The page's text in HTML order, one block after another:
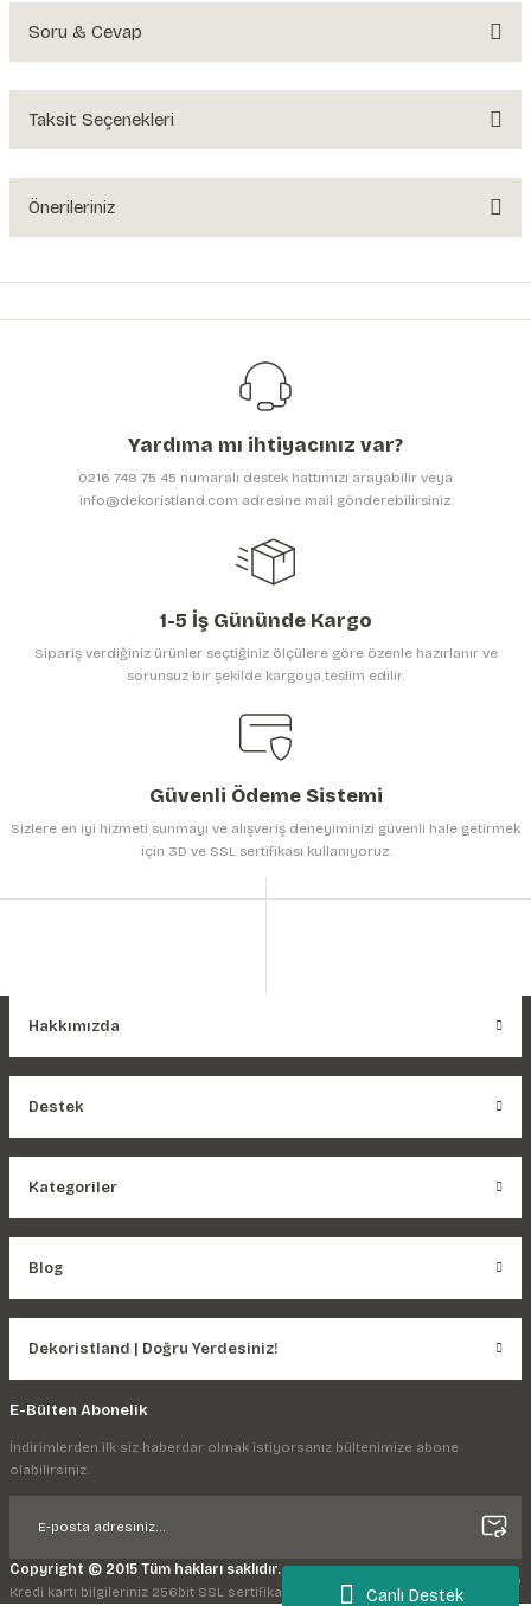
Canlı Destek
Soru & Cevap
Ürün hakkında henüz soru sorulmamış.
Taksit Seçenekleri
Önerileriniz
yetersiz gördüğünüz noktaları öneri formunu kullanarak tarafımıza
Görüş ve önerileriniz için teşekkür ederiz.
Ürün resmi kalitesiz, bozuk veya görüntülenemiyor.
Ürün bilgilerinde hatalar bulunuyor.
Gönder
Yardıma mı ihtiyacınız var?
0216 748 75 45 numaralı destek hattımızı arayabilir veya
info@dekoristland.com adresine mail gönderebilirsiniz.
1-5 İş Gününde Kargo
Sipariş verdiğiniz ürünler seçtiğiniz ölçülere göre özenle hazırlanır ve
sorunsuz bir şekilde kargoya teslim edilir.
Güvenli Ödeme Sistemi
Sizlere en iyi hizmeti sunmayı ve alışveriş deneyiminizi güvenli hale getirmek
için 3D ve SSL sertifikası kullanıyoruz.
Hakkımızda
Destek
Kategoriler
Blog
Dekoristland | Doğru Yerdesiniz!
E-Bülten Abonelik
İndirimlerden ilk siz haberdar olmak istiyorsanız bültenimize abone
olabilirsiniz.
Copyright © 2015 Tüm hakları saklıdır.
Kredi kartı bilgileriniz 256bit SSL sertifikası ile korunmaktadır.